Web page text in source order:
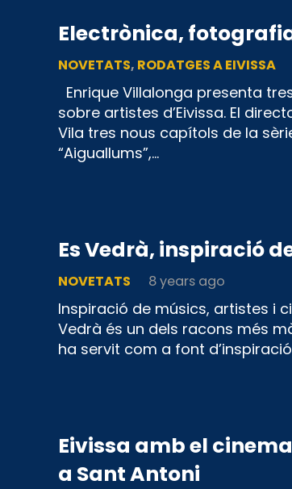
Electrònica,
NOVETATS, RODATGES A EIVISSA
Enrique Villalonga presenta
sobre artistes d’Eivissa. El
Vila tres nous capítols de la
“Aiguallums”,…
Es Vedrà, inspiració
NOVETATS 8 years ago
Inspiració de músics, artistes i
Vedrà és un dels racons més
ha servit com a font
Eivissa amb el
a Sant Antoni